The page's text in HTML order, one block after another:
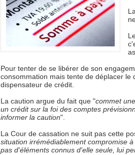
Pour tenter de se libérer de son
consommation mais tente de déplacer
dispensateur de crédit.
La caution argue du fait que "commet
un crédit sur la foi des comptes
informer la caution".
La Cour de cassation ne suit pas cette
situation irrémédiablement compromise
pas d'éléments connus d'elle seule, lui